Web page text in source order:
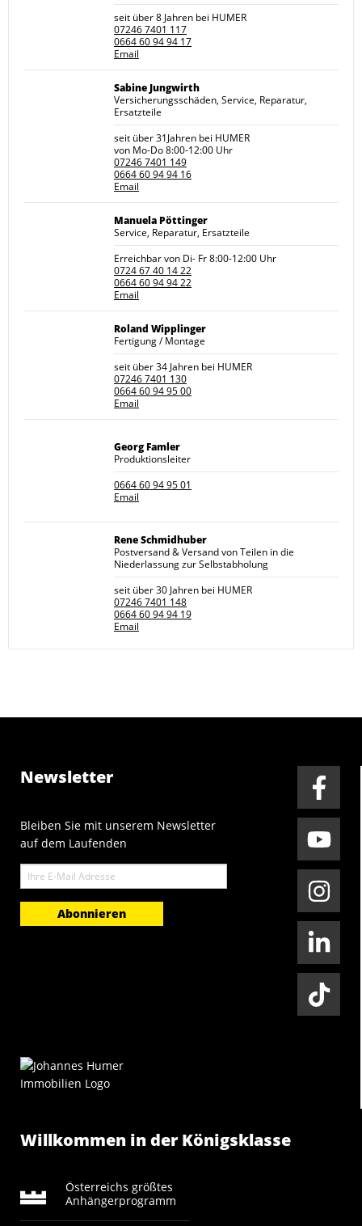
seit über 8 Jahren bei HUMER
07246 7401 117
0664 60 94 94 17
Email
Sabine Jungwirth
Versicherungsschäden, Service, Reparatur,
Ersatzteile
seit über 31Jahren bei HUMER
von Mo-Do 8:00-12:00 Uhr
07246 7401 149
0664 60 94 94 16
Email
Manuela Pöttinger
Service, Reparatur, Ersatzteile
Erreichbar von Di- Fr 8:00-12:00 Uhr
0724 67 40 14 22
0664 60 94 94 22
Email
Roland Wipplinger
Fertigung / Montage
seit über 34 Jahren bei HUMER
07246 7401 130
0664 60 94 95 00
Email
Georg Famler
Produktionsleiter
0664 60 94 95 01
Email
Rene Schmidhuber
Postversand & Versand von Teilen in die
Niederlassung zur Selbstabholung
seit über 30 Jahren bei HUMER
07246 7401 148
0664 60 94 94 19
Email
Newsletter
Bleiben Sie mit unserem Newsletter
auf dem Laufenden
E-
Willkommen in der Königsklasse
Österreichs größtes
Anhängerprogramm